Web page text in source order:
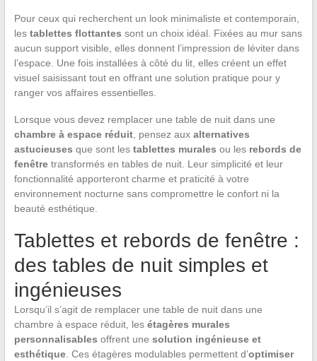
Pour ceux qui recherchent un look minimaliste et contemporain,
les tablettes flottantes sont un choix idéal. Fixées au mur sans
aucun support visible, elles donnent l’impression de léviter dans
l’espace. Une fois installées à côté du lit, elles créent un effet
visuel saisissant tout en offrant une solution pratique pour y
ranger vos affaires essentielles.
Lorsque vous devez remplacer une table de nuit dans une
chambre à espace réduit, pensez aux alternatives
astucieuses que sont les tablettes murales ou les rebords de
fenêtretransformés en tables de nuit. Leur simplicité et leur
fonctionnalité apporteront charme et praticité à votre
environnement nocturne sans compromettre le confort ni la
beauté esthétique.
Tablettes et rebords de fenêtre :
des tables de nuit simples et
ingénieuses
Lorsqu’il s’agit de remplacer une table de nuit dans une
chambre à espace réduit, les étagères murales
personnalisables offrent une solution ingénieuse et
esthétique. Ces étagères modulables permettent d’optimiser